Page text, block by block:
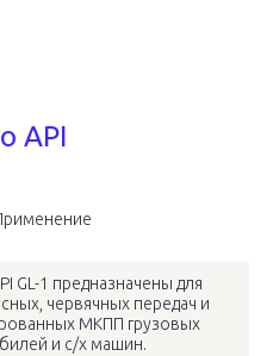
API
GL-1 предназначены для
червячных передач и
МКПП грузовых
и с/х машин.